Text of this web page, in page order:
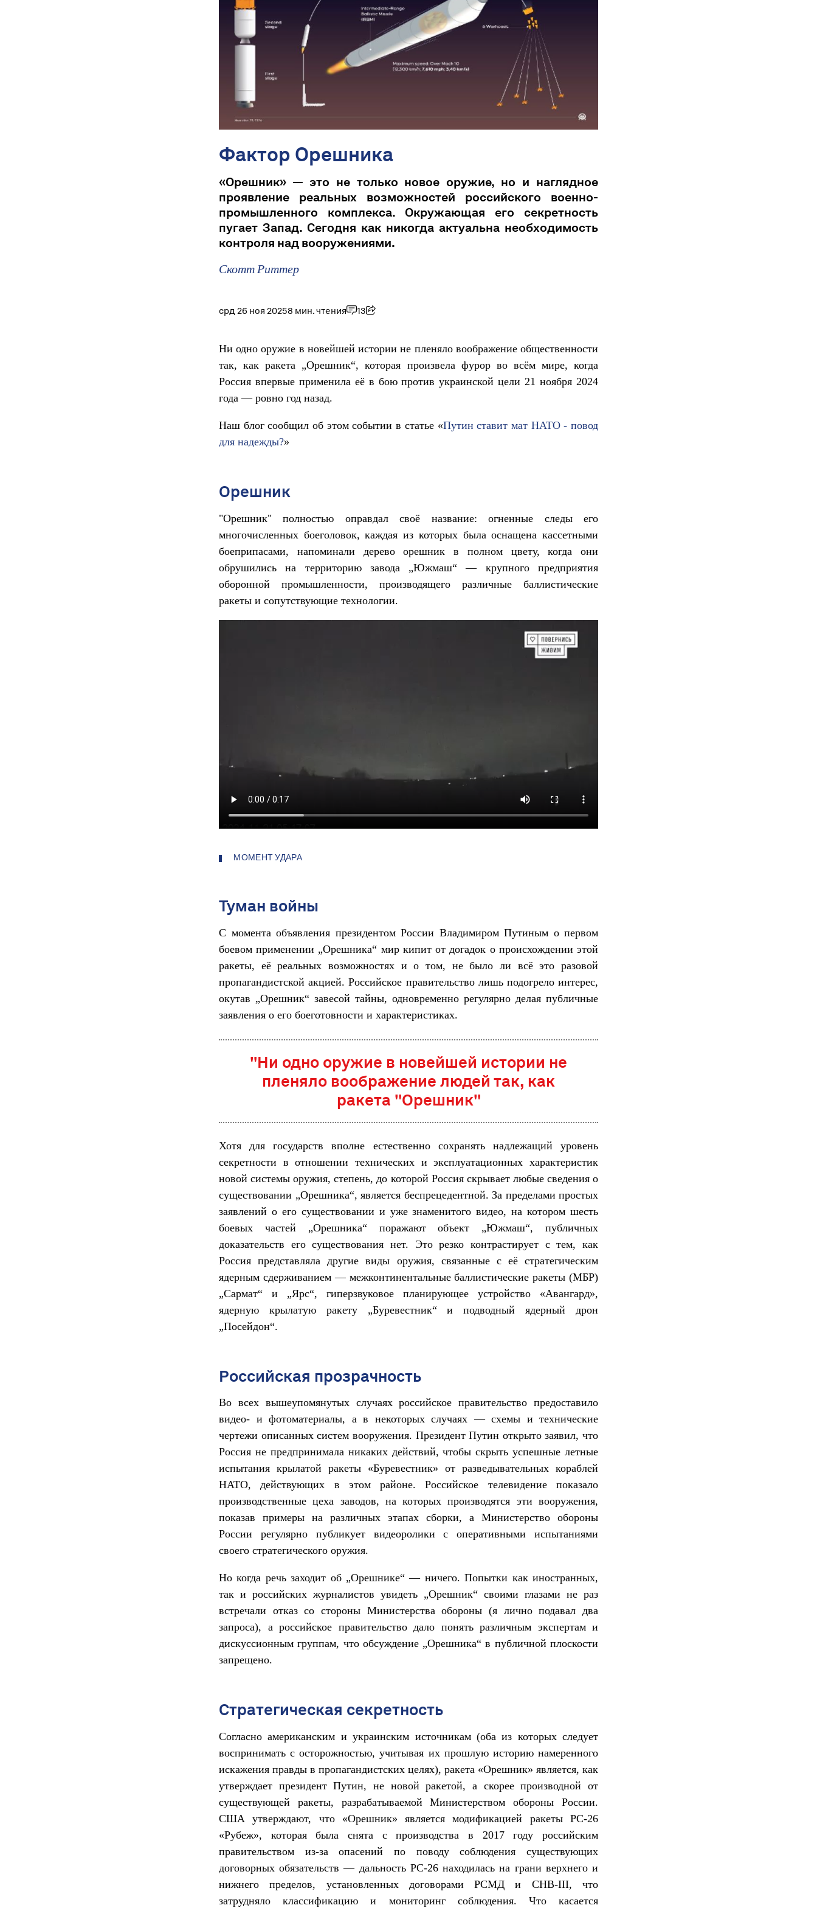
Фактор Орешника
«Орешник» — это не только новое оружие, но и наглядное
проявление реальных возможностей российского военно-
промышленного комплекса. Окружающая его секретность
пугает Запад. Сегодня как никогда актуальна необходимость
контроля над вооружениями.
Скотт Риттер
срд 26 ноя 20258 мин. чтения 13
Ни одно оружие в новейшей истории не пленяло воображение общественности
так, как ракета „Орешник“, которая произвела фурор во всём мире, когда
Россия впервые применила её в бою против украинской цели 21 ноября 2024
года — ровно год назад.
Наш блог сообщил об этом событии в статье «Путин ставит мат НАТО - повод
для надежды?»
Орешник
"Орешник" полностью оправдал своё название: огненные следы его
многочисленных боеголовок, каждая из которых была оснащена кассетными
боеприпасами, напоминали дерево орешник в полном цвету, когда они
обрушились на территорию завода „Южмаш“ — крупного предприятия
оборонной промышленности, производящего различные баллистические
ракеты и сопутствующие технологии.
МОМЕНТ УДАРА
Туман войны
С момента объявления президентом России Владимиром Путиным о первом
боевом применении „Орешника“ мир кипит от догадок о происхождении этой
ракеты, её реальных возможностях и о том, не было ли всё это разовой
пропагандистской акцией. Российское правительство лишь подогрело интерес,
окутав „Орешник“ завесой тайны, одновременно регулярно делая публичные
заявления о его боеготовности и характеристиках.
"Ни одно оружие в новейшей истории не
пленяло воображение людей так, как
ракета "Орешник"
Хотя для государств вполне естественно сохранять надлежащий уровень
секретности в отношении технических и эксплуатационных характеристик
новой системы оружия, степень, до которой Россия скрывает любые сведения о
существовании „Орешника“, является беспрецедентной. За пределами простых
заявлений о его существовании и уже знаменитого видео, на котором шесть
боевых частей „Орешника“ поражают объект „Южмаш“, публичных
доказательств его существования нет. Это резко контрастирует с тем, как
Россия представляла другие виды оружия, связанные с её стратегическим
ядерным сдерживанием — межконтинентальные баллистические ракеты (МБР)
„Сармат“ и „Ярс“, гиперзвуковое планирующее устройство «Авангард»,
ядерную крылатую ракету „Буревестник“ и подводный ядерный дрон
„Посейдон“.
Российская прозрачность
Во всех вышеупомянутых случаях российское правительство предоставило
видео- и фотоматериалы, а в некоторых случаях — схемы и технические
чертежи описанных систем вооружения. Президент Путин открыто заявил, что
Россия не предпринимала никаких действий, чтобы скрыть успешные летные
испытания крылатой ракеты «Буревестник» от разведывательных кораблей
НАТО, действующих в этом районе. Российское телевидение показало
производственные цеха заводов, на которых производятся эти вооружения,
показав примеры на различных этапах сборки, а Министерство обороны
России регулярно публикует видеоролики с оперативными испытаниями
своего стратегического оружия.
Но когда речь заходит об „Орешнике“ — ничего. Попытки как иностранных,
так и российских журналистов увидеть „Орешник“ своими глазами не раз
встречали отказ со стороны Министерства обороны (я лично подавал два
запроса), а российское правительство дало понять различным экспертам и
дискуссионным группам, что обсуждение „Орешника“ в публичной плоскости
запрещено.
Стратегическая секретность
Согласно американским и украинским источникам (оба из которых следует
воспринимать с осторожностью, учитывая их прошлую историю намеренного
искажения правды в пропагандистских целях), ракета «Орешник» является, как
утверждает президент Путин, не новой ракетой, а скорее производной от
существующей ракеты, разрабатываемой Министерством обороны России.
США утверждают, что «Орешник» является модификацией ракеты РС-26
«Рубеж», которая была снята с производства в 2017 году российским
правительством из-за опасений по поводу соблюдения существующих
договорных обязательств — дальность РС-26 находилась на грани верхнего и
нижнего пределов, установленных договорами РСМД и СНВ-III, что
затрудняло классификацию и мониторинг соблюдения. Что касается